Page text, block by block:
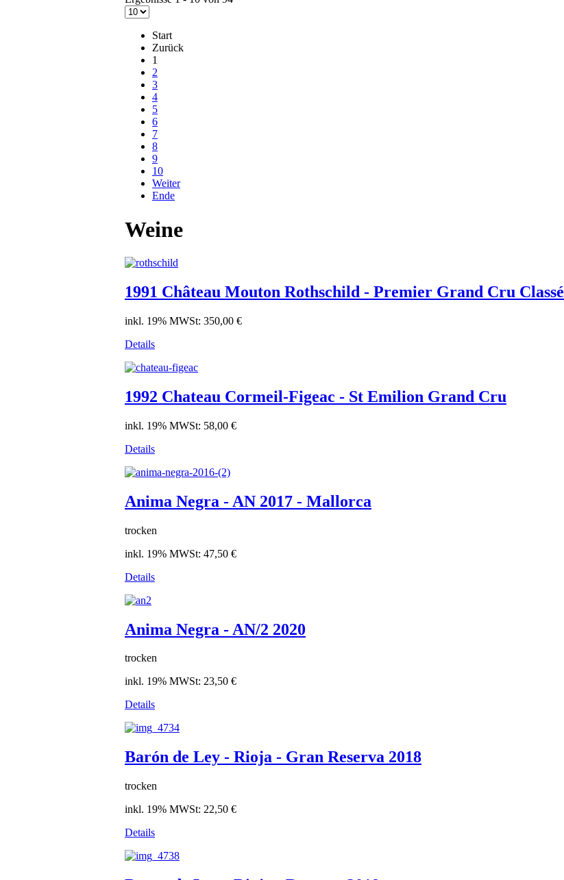
Start
Zurück
1
2
3
4
5
6
7
8
9
10
Weiter
Ende
Weine
1991 Château Mouton Rothschild - Premier Grand Cru Classé
inkl. 19% MWSt: 350,00 €
Details
1992 Chateau Cormeil-Figeac - St Emilion Grand Cru
inkl. 19% MWSt: 58,00 €
Details
Anima Negra - AN 2017 - Mallorca
trocken
inkl. 19% MWSt: 47,50 €
Details
Anima Negra - AN/2 2020
trocken
inkl. 19% MWSt: 23,50 €
Details
Barón de Ley - Rioja - Gran Reserva 2018
trocken
inkl. 19% MWSt: 22,50 €
Details